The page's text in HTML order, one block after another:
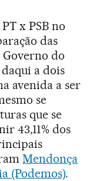
x PSB no
das
Governo do
a dois
avenida a ser
se
que se
43,11% dos
Mendonça
(Podemos).